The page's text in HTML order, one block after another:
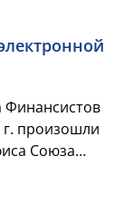
Финансистов
произошли
Союза